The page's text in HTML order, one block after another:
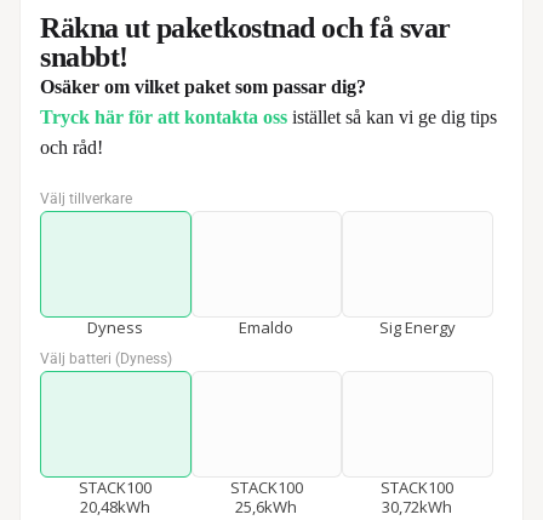
Räkna ut paketkostnad och få svar
snabbt!
Osäker om vilket paket som passar dig?
Tryck här för att kontakta oss istället så kan vi ge dig tips
och råd!
Välj tillverkare
Dyness Emaldo Sig Energy
Välj batteri (Dyness)
STACK100
20,48kWh
STACK100
25,6kWh
STACK100
30,72kWh